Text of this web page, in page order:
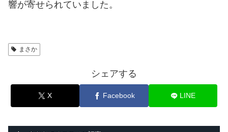
響が寄せられていました。
まさか
シェアする
X Facebook LINE